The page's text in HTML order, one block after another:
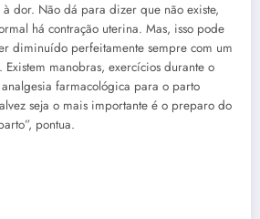
à dor. Não dá para dizer que não existe,
há contração uterina. Mas, isso pode
diminuído perfeitamente sempre com um
manobras, exercícios durante o
farmacológica para o parto
seja o mais importante é o preparo do
pontua.